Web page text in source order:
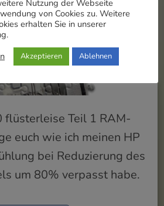
flüsterleise Teil 1 RAM-
euch wie ich meinen HP
bei Reduzierung des
um 80% verpasst habe.
Nutzung der Webseite
von Cookies zu. Weitere
erhalten Sie in unserer
Akzeptieren Ablehnen